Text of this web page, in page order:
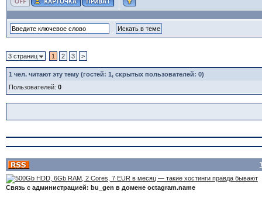
3 страниц 1 2 3 >
1 чел. читают эту тему (гостей: 1, скрытых пользователей: 0)
Пользователей: 0
Связь с администрацией: bu_gen в домене octagram.name